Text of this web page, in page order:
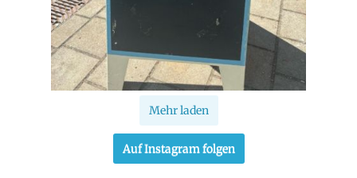
Mehr laden
Auf Instagram folgen